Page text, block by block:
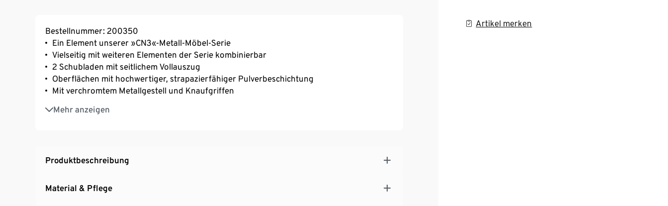
Artikel merken
Bestellnummer: 200350
Ein Element unserer »CN3«-Metall-Möbel-Serie
Vielseitig mit weiteren Elementen der Serie kombinierbar
2 Schubladen mit seitlichem Vollauszug
Oberflächen mit hochwertiger, strapazierfähiger Pulverbeschichtung
Mit verchromtem Metallgestell und Knaufgriffen
Mehr anzeigen
Inkl. höhenverstellbarer Kunststofffüsse – fester Stand auch auf unebenen Flächen
Deckelplatte mit hochwertigem, strapazierfähigem Echtholzfurnier
Produktbeschreibung
Material & Pflege